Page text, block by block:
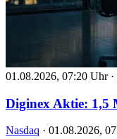
01.08.2026, 07:20 Uhr ·
Diginex Aktie: 1,5
Nasdaq · 01.08.2026,